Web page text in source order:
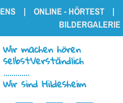
| ON­LINE - HÖRTEST |
BILDERGALERIE
Wir machen hören
selbstVerständlich
.............
Wir sind Hildesheim